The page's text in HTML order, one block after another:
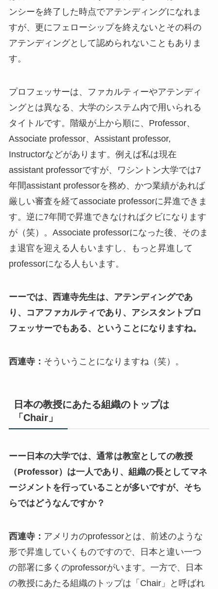
ンシーを終了した時点でアテンディングになれま
すが、更にフェローシップを終えないとその科の
アテンディングとして認められないこともありま
す。
プロフェッサーは、ファカルティーやアテンディ
ングとは異なる、大学のシステム内で用いられる
タイトルです。階級が上から順に、Professor、
Associate professor、Assistant professor,
Instructorなどがあります。例えば私は現在
assistant professorですが、ワシントン大学では7
年間assistant professorを務め、かつ業績があれば
厳しい審査を経てassociate professorに昇進できま
す。逆に7年間で昇進できなければクビになります
が（笑）。Associate professorになった後、そのま
ま退官を迎える人もいますし、もっと昇進して
professorになる人もいます。
ーーでは、西連寺先生は、アテンディングであ
り、コアファカルティであり、アシスタントプロ
フェッサーでもある、ということになりますね。
西連寺： そういうことになりますね（笑）。
日本の教授にあたる組織のトップは
「Chair」
ーー日本の大学では、通常は教室としての教授
（Professor）は一人であり、組織の長としてマネ
ージメントを行っていることが多いですが、そち
らではどうなんですか？
西連寺： アメリカのprofessorとは、前述のような
形で昇進していくものですので、日本と違い一つ
の部署に多くのprofessorがいます。一方で、日本
の教授にあたる組織のトップは「Chair」と呼ばれ